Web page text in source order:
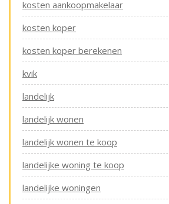
kosten aankoopmakelaar
kosten koper
kosten koper berekenen
kvik
landelijk
landelijk wonen
landelijk wonen te koop
landelijke woning te koop
landelijke woningen